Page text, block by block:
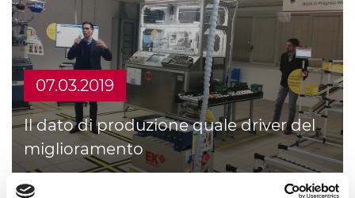
07.03.2019
Il dato di produzione quale driver del
miglioramento